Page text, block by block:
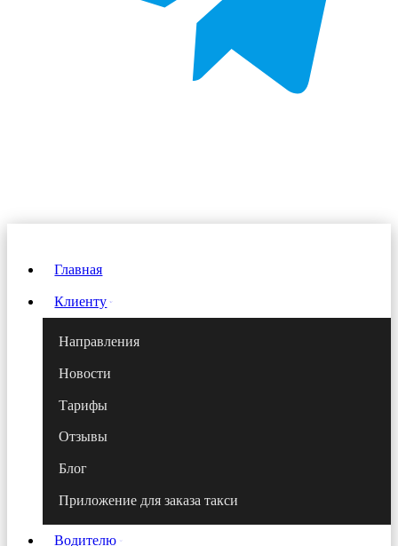
Главная
Клиенту
Направления
Новости
Тарифы
Отзывы
Блог
Приложение для заказа такси
Водителю